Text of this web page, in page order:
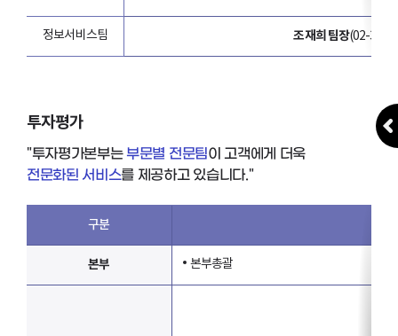
정보서비스팀 조재희 팀장(02-368-
투자평가
"투자평가본부는부문별 전문팀이 고객에게 더욱
전문화된 서비스를 제공하고 있습니다."
구분
본부 본부총괄